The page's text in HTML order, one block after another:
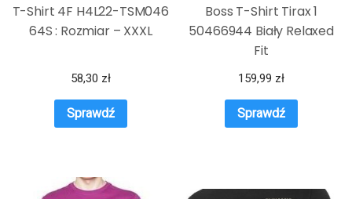
T-Shirt 4F H4L22-TSM046
64S : Rozmiar – XXXL
58,30 zł
Sprawdź
Boss T-Shirt Tirax 1
50466944 Biały Relaxed
Fit
159,99 zł
Sprawdź